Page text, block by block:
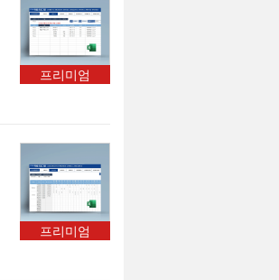
프리미엄
프리미엄